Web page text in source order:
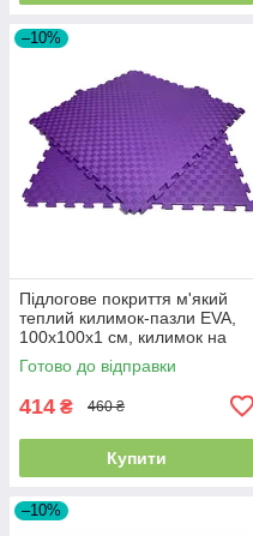
–10%
Підлогове покриття м'який
теплий килимок-пазли EVA,
100х100х1 см, килимок на
підлогу для дітей, Фіолетовий
Готово до відправки
414 ₴ 460 ₴
Купити
–10%